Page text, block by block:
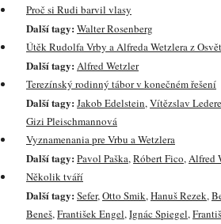
Proč si Rudi barvil vlasy
Další tagy: Walter Rosenberg
Útěk Rudolfa Vrby a Alfreda Wetzlera z
Další tagy: Alfred Wetzler
Terezínský rodinný tábor v konečném řešení
Další tagy: Jakob Edelstein,Vítězslav
Gizi Pleischmannová
Vyznamenania pre Vrbu a Wetzlera
Další tagy: Pavol Paška,Róbert Fico,Alfred
Několik tváří
Další tagy: Sefer,Otto Smik,Hanuš Rezek,
Beneš,František Engel,Ignác Spiegel,